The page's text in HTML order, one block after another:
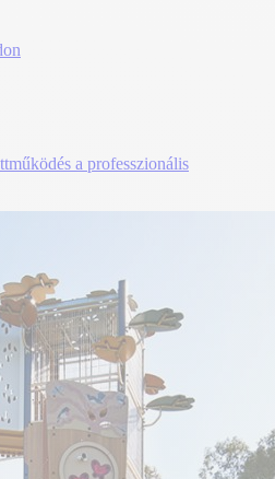
a professzionális